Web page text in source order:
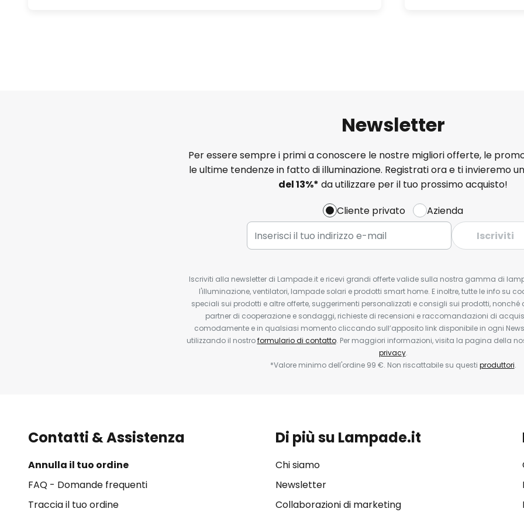
Newsletter
Per essere sempre i primi a conoscere le nostre migliori offerte, le
le ultime tendenze in fatto di illuminazione. Registrati ora e ti invieremo
del13%* da utilizzare per il tuo prossimo acquisto!
Cliente privato
Azienda
Iscriviti
Iscriviti alla newsletter di Lampade.it e ricevi grandi offerte valide sulla nostra gamma di
l'illuminazione, ventilatori, lampade solari e prodotti smart home. E inoltre, tutte le info su
speciali sui prodotti e altre offerte, suggerimenti personalizzati e consigli sui prodotti, nonché
partner di cooperazione e sondaggi, richieste di recensioni e raccomandazioni di
comodamente e in qualsiasi momento cliccando sull’apposito link disponibile in ogni
utilizzando il nostroformulario di contatto. Per maggiori informazioni, visita la pagina della
privacy.
*Valore minimo dell'ordine 99 €. Non riscattabile su questi produttori.
Contatti & Assistenza
Annulla il tuo ordine
FAQ - Domande frequenti
Traccia il tuo ordine
Di più su Lampade.it
Chi siamo
Newsletter
Collaborazioni di marketing